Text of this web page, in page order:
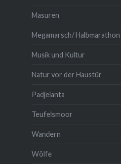
Masuren
Megamarsch/ Halbmarathon
Musik und Kultur
Natur vor der Haustür
Padjelanta
Teufelsmoor
Wandern
Wölfe